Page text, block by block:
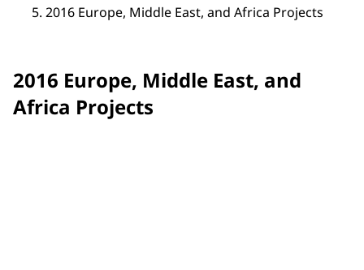
2016 Europe, Middle East, and Africa Projects
2016 Europe, Middle East, and
Africa Projects